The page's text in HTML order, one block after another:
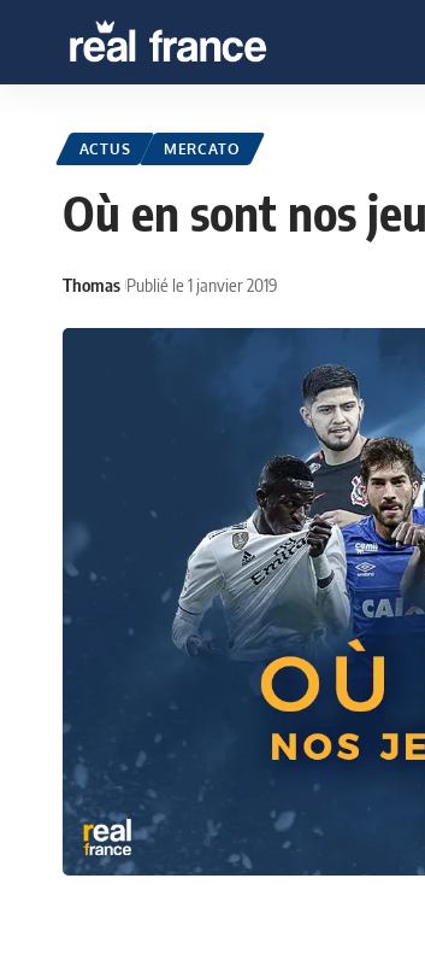
ACTUS MERCATO
Où en sont nos
Thomas Publié le 1 janvier 2019